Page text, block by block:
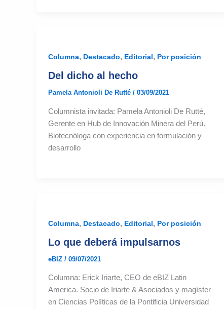
Columna, Destacado, Editorial, Por posición
Del dicho al hecho
Pamela Antonioli De Rutté / 03/09/2021
Columnista invitada: Pamela Antonioli De Rutté,
Gerente en Hub de Innovación Minera del Perú.
Biotecnóloga con experiencia en formulación y
desarrollo
Columna, Destacado, Editorial, Por posición
Lo que deberá impulsarnos
eBIZ / 09/07/2021
Columna: Erick Iriarte, CEO de eBIZ Latin
America. Socio de Iriarte & Asociados y magíster
en Ciencias Políticas de la Pontificia Universidad